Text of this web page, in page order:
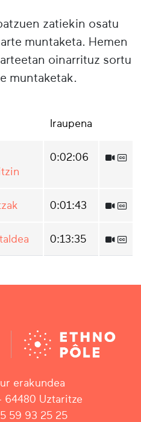
zatiekin osatu
muntaketa. Hemen
oinarrituz sortu
muntaketak.
Iraupena
0:02:06
0:01:43
0:13:35
erakundea
64480 Uztaritze
59 93 25 25